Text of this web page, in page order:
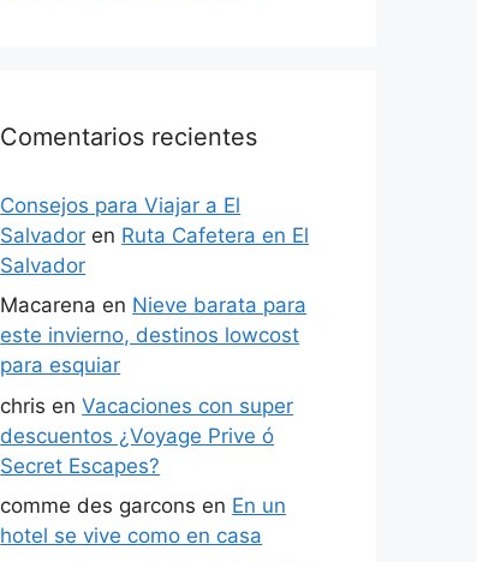
Comentarios recientes
Consejos para Viajar a El
Salvador en Ruta Cafetera en El
Salvador
Macarena en Nieve barata para
este invierno, destinos lowcost
para esquiar
chris enVacaciones con super
descuentos ¿Voyage Prive ó
Secret Escapes?
comme des garcons en En un
hotel se vive como en casa